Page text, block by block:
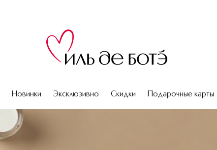
Новинки Эксклюзивно Скидки Подарочные карты